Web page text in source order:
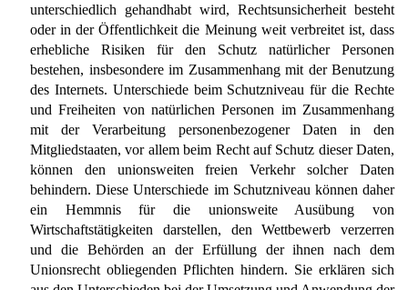
unterschiedlich gehandhabt wird, Rechtsunsicherheit besteht
oder in der Öffentlichkeit die Meinung weit verbreitet ist, dass
erhebliche Risiken für den Schutz natürlicher Personen
bestehen, insbesondere im Zusammenhang mit der Benutzung
des Internets. Unterschiede beim Schutzniveau für die Rechte
und Freiheiten von natürlichen Personen im Zusammenhang
mit der Verarbeitung personenbezogener Daten in den
Mitgliedstaaten, vor allem beim Recht auf Schutz dieser Daten,
können den unionsweiten freien Verkehr solcher Daten
behindern. Diese Unterschiede im Schutzniveau können daher
ein Hemmnis für die unionsweite Ausübung von
Wirtschaftstätigkeiten darstellen, den Wettbewerb verzerren
und die Behörden an der Erfüllung der ihnen nach dem
Unionsrecht obliegenden Pflichten hindern. Sie erklären sich